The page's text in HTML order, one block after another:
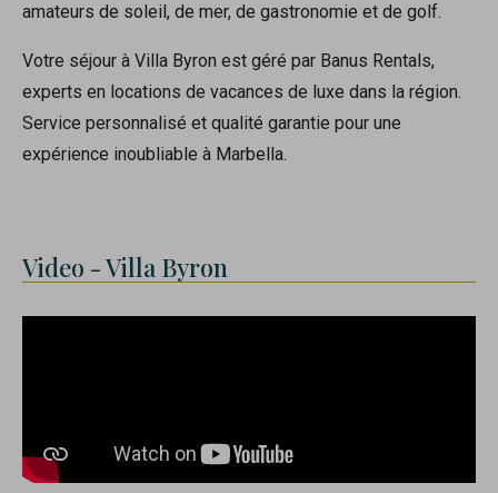
amateurs de soleil, de mer, de gastronomie et de golf.
Votre séjour à Villa Byron est géré par Banus Rentals,
experts en locations de vacances de luxe dans la région.
Service personnalisé et qualité garantie pour une
expérience inoubliable à Marbella.
Video - Villa Byron